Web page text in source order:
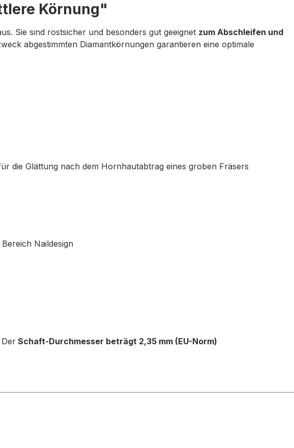
Körnung"
Sie sind rostsicher und besonders gut geeignet zum Abschleifen und
abgestimmten Diamantkörnungen garantieren eine optimale
die Glättung nach dem Hornhautabtrag eines groben Fräsers
Naildesign
DerSchaft-Durchmesser beträgt 2,35 mm (EU-Norm)